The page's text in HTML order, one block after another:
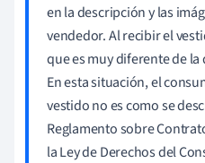
en la descripción y las
vendedor. Al recibir el
que es muy diferente de
En esta situación, el
vestido no es como se
Reglamento sobre
la Ley de Derechos del